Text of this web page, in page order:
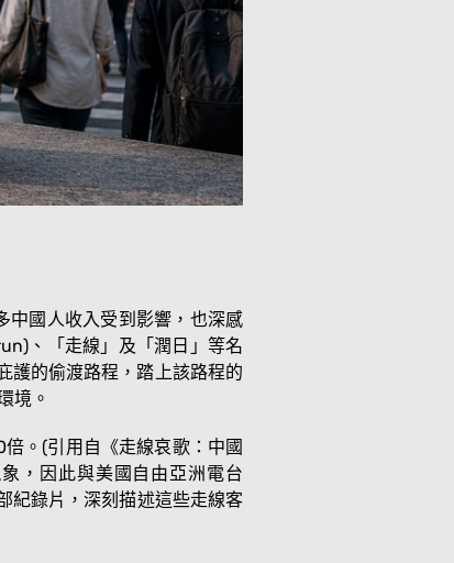
中國人收入受到影響，也深感
、「走線」及「潤日」等名
護的偷渡路程，踏上該路程的
境。
。(引用自《走線哀歌：中國
，因此與美國自由亞洲電台
紀錄片，深刻描述這些走線客